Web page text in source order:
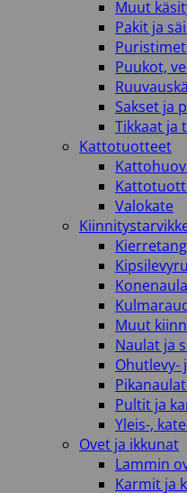
Muut
Pakit ja
Puukot,
Sakset ja
Tikkaat ja
Kattotuotteet
Valokate
Muut
Naulat ja
Ohutlevy-
Pultit ja
Yleis-,
Ovet ja ikkunat
Lammin
Karmit ja